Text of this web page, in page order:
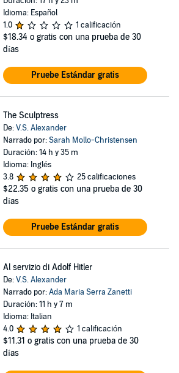
Idioma: Español
1.0
1 calificación
$18.34 o gratis con una prueba de 30
días
Pruebe Estándar gratis
The Sculptress
De:V.S. Alexander
Narrado por:Sarah Mollo-Christensen
Duración: 14 h y 35 m
Idioma: Inglés
3.8
25 calificaciones
$22.35 o gratis con una prueba de 30
días
Pruebe Estándar gratis
Al servizio di Adolf Hitler
De:V.S. Alexander
Narrado por:Ada Maria Serra Zanetti
Duración: 11 h y 7 m
Idioma: Italian
4.0
1 calificación
$11.31 o gratis con una prueba de 30
días